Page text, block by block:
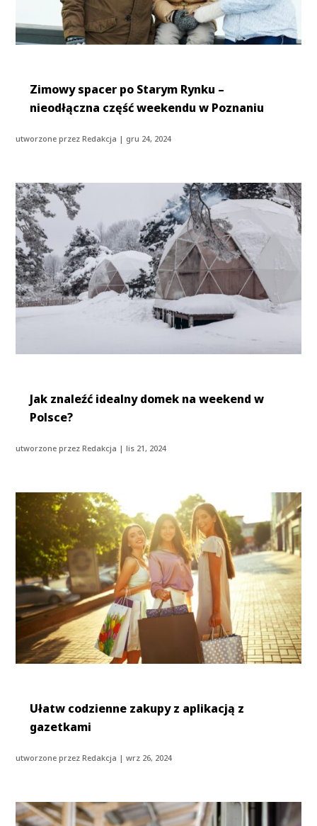
Zimowy spacer po Starym Rynku –
nieodłączna część weekendu w Poznaniu
utworzone przezRedakcja | gru 24, 2024
Jak znaleźć idealny domek na weekend w
Polsce?
utworzone przezRedakcja |lis 21, 2024
Ułatw codzienne zakupy z aplikacją z
gazetkami
utworzone przezRedakcja |wrz 26, 2024